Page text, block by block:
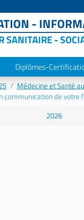
-
SANITAIRE -
Diplômes-
Médecine et Santé
communication de votre
2026